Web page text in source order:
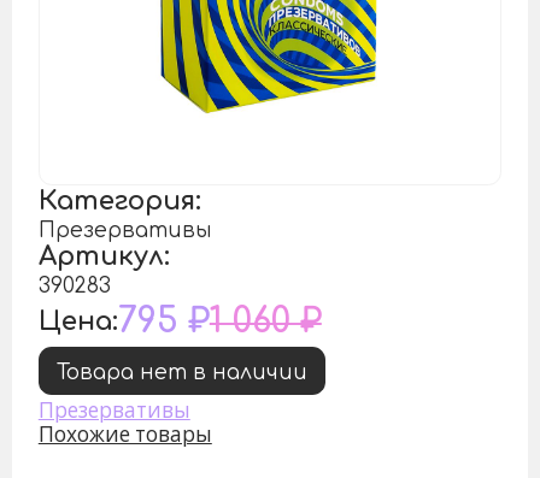
Категория:
Презервативы
Артикул:
390283
Цена:795 ₽1 060 ₽
Товара нет в наличии
Презервативы
Похожие товары